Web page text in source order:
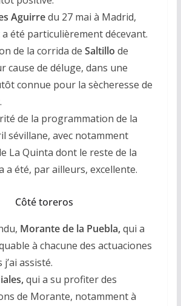
Aguirredu 27 mai à Madrid,
été particulièrement décevant.
de la corrida de Saltillo de
cause de déluge, dans une
connue pour la sècheresse de
de la programmation de la
sévillane, avec notamment
La Quinta dont le reste de la
a été, par ailleurs, excellente.
Côté toreros
Morante de la Puebla,qui a
à chacune des actuaciones
assisté.
qui a su profiter des
de Morante, notamment à